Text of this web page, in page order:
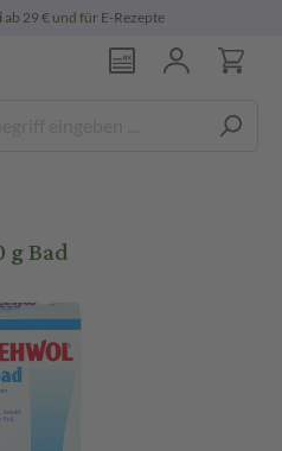
ab 29 € und für E-Rezepte
Bad